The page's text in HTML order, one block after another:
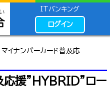
ITバンキング
ログイン
イナンバーカード普及応
応援”HYBRID”ロー